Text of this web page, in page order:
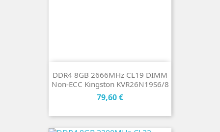
DDR4 8GB 2666MHz CL19 DIMM
Non-ECC Kingston KVR26N19S6/8
Cena
79,60 €